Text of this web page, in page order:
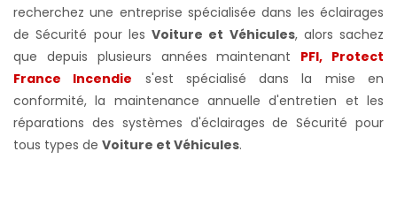
recherchez une entreprise spécialisée dans les éclairages
de Sécurité pour les Voiture et Véhicules, alors sachez
que depuis plusieurs années maintenant PFI, Protect
France Incendie s'est spécialisé dans la mise en
conformité, la maintenance annuelle d'entretien et les
réparations des systèmes d'éclairages de Sécurité pour
tous types de Voiture et Véhicules.